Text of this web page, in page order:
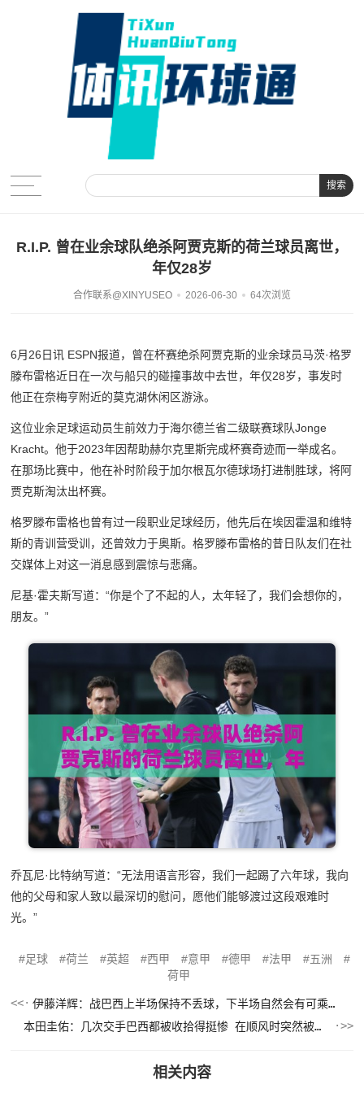
搜索
R.I.P. 曾在业余球队绝杀阿贾克斯的荷兰球员离世，
年仅28岁
合作联系@XINYUSEO 2026-06-30 64次浏览
6月26日讯 ESPN报道，曾在杯赛绝杀阿贾克斯的业余球员马茨·格罗
滕布雷格近日在一次与船只的碰撞事故中去世，年仅28岁，事发时
他正在奈梅亨附近的莫克湖休闲区游泳。
这位业余足球运动员生前效力于海尔德兰省二级联赛球队Jonge
Kracht。他于2023年因帮助赫尔克里斯完成杯赛奇迹而一举成名。
在那场比赛中，他在补时阶段于加尔根瓦尔德球场打进制胜球，将阿
贾克斯淘汰出杯赛。
格罗滕布雷格也曾有过一段职业足球经历，他先后在埃因霍温和维特
斯的青训营受训，还曾效力于奥斯。格罗滕布雷格的昔日队友们在社
交媒体上对这一消息感到震惊与悲痛。
尼基·霍夫斯写道：“你是个了不起的人，太年轻了，我们会想你的，
朋友。”
乔瓦尼·比特纳写道：“无法用语言形容，我们一起踢了六年球，我向
他的父母和家人致以最深切的慰问，愿他们能够渡过这段艰难时
光。”
足球 荷兰 英超 西甲 意甲 德甲 法甲
五洲
荷甲
伊藤洋辉：战巴西上半场保持不丢球，下半场自然会有可乘之机
本田圭佑：几次交手巴西都被收拾得挺惨 在顺风时突然被哐哐进球
相关内容